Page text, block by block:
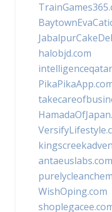
halobjd.com
antaeuslabs.com
WishOping.com